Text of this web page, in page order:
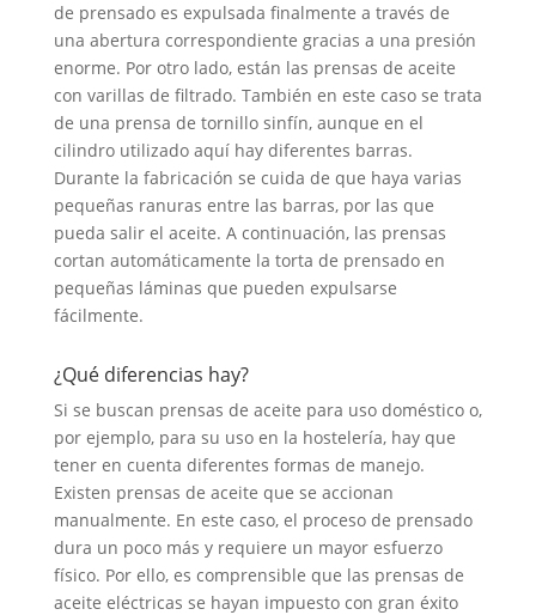
de prensado es expulsada finalmente a través de
una abertura correspondiente gracias a una presión
enorme. Por otro lado, están las prensas de aceite
con varillas de filtrado. También en este caso se trata
de una prensa de tornillo sinfín, aunque en el
cilindro utilizado aquí hay diferentes barras.
Durante la fabricación se cuida de que haya varias
pequeñas ranuras entre las barras, por las que
pueda salir el aceite. A continuación, las prensas
cortan automáticamente la torta de prensado en
pequeñas láminas que pueden expulsarse
fácilmente.
¿Qué diferencias hay?
Si se buscan prensas de aceite para uso doméstico o,
por ejemplo, para su uso en la hostelería, hay que
tener en cuenta diferentes formas de manejo.
Existen prensas de aceite que se accionan
manualmente. En este caso, el proceso de prensado
dura un poco más y requiere un mayor esfuerzo
físico. Por ello, es comprensible que las prensas de
aceite eléctricas se hayan impuesto con gran éxito